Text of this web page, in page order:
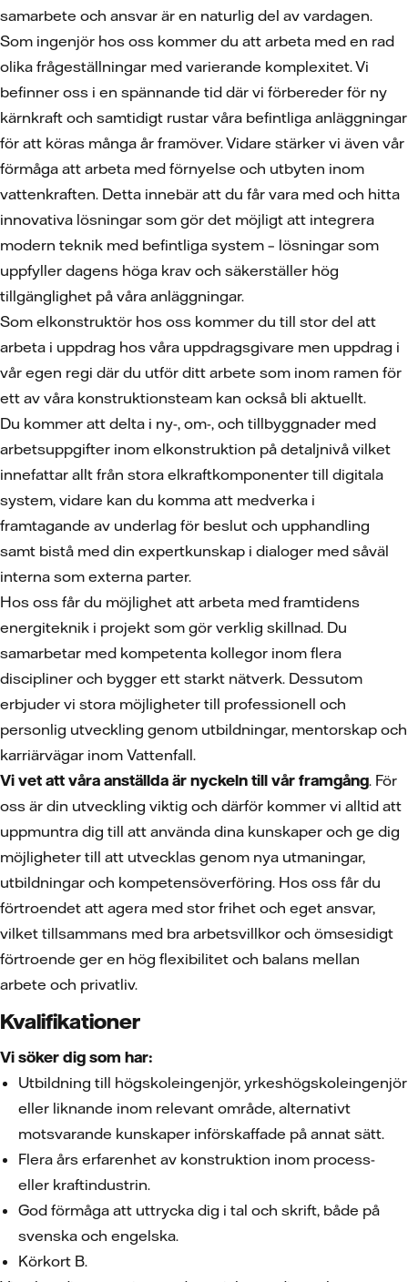
samarbete och ansvar är en naturlig del av vardagen.
Som ingenjör hos oss kommer du att arbeta med en rad
olika frågeställningar med varierande komplexitet. Vi
befinner oss i en spännande tid där vi förbereder för ny
kärnkraft och samtidigt rustar våra befintliga anläggningar
för att köras många år framöver. Vidare stärker vi även vår
förmåga att arbeta med förnyelse och utbyten inom
vattenkraften. Detta innebär att du får vara med och hitta
innovativa lösningar som gör det möjligt att integrera
modern teknik med befintliga system – lösningar som
uppfyller dagens höga krav och säkerställer hög
tillgänglighet på våra anläggningar.
Som elkonstruktör hos oss kommer du till stor del att
arbeta i uppdrag hos våra uppdragsgivare men uppdrag i
vår egen regi där du utför ditt arbete som inom ramen för
ett av våra konstruktionsteam kan också bli aktuellt.
Du kommer att delta i ny-, om-, och tillbyggnader med
arbetsuppgifter inom elkonstruktion på detaljnivå vilket
innefattar allt från stora elkraftkomponenter till digitala
system, vidare kan du komma att medverka i
framtagande av underlag för beslut och upphandling
samt bistå med din expertkunskap i dialoger med såväl
interna som externa parter.
Hos oss får du möjlighet att arbeta med framtidens
energiteknik i projekt som gör verklig skillnad. Du
samarbetar med kompetenta kollegor inom flera
discipliner och bygger ett starkt nätverk. Dessutom
erbjuder vi stora möjligheter till professionell och
personlig utveckling genom utbildningar, mentorskap och
karriärvägar inom Vattenfall.
Vi vet att våra anställda är nyckeln till vår framgång. För
oss är din utveckling viktig och därför kommer vi alltid att
uppmuntra dig till att använda dina kunskaper och ge dig
möjligheter till att utvecklas genom nya utmaningar,
utbildningar och kompetensöverföring. Hos oss får du
förtroendet att agera med stor frihet och eget ansvar,
vilket tillsammans med bra arbetsvillkor och ömsesidigt
förtroende ger en hög flexibilitet och balans mellan
arbete och privatliv.
Kvalifikationer
Vi söker dig som har:
Utbildning till högskoleingenjör, yrkeshögskoleingenjör
eller liknande inom relevant område, alternativt
motsvarande kunskaper införskaffade på annat sätt.
Flera års erfarenhet av konstruktion inom process-
eller kraftindustrin.
God förmåga att uttrycka dig i tal och skrift, både på
svenska och engelska.
Körkort B.